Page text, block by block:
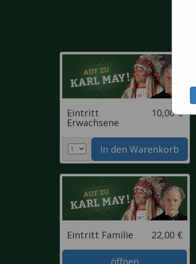
10,00 €
Eintritt
Erwachsene
22,00 €
Eintritt Familie